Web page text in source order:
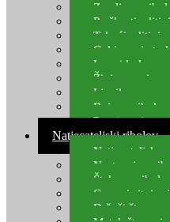
Zemlja za
Praškasti
Tekući aditivi
Gel i sprej
Lovni kukuruz
Živi mamci za
Ljepilo za crve
Boje za
Provjereni
Natjecateljski ribolov
Natjecateljske
Nastavci za
Šteke za ribolov
Gume i sitni
Držači